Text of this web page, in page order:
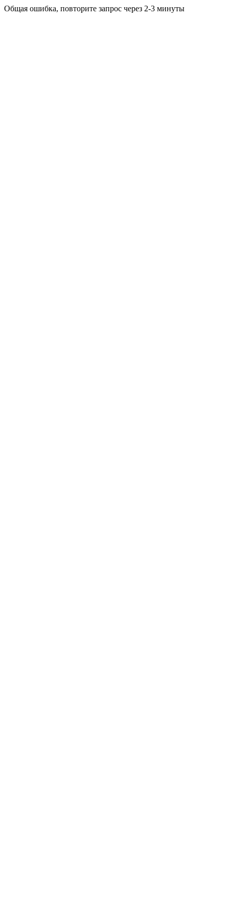
Общая ошибка, повторите запрос через 2-3 минуты